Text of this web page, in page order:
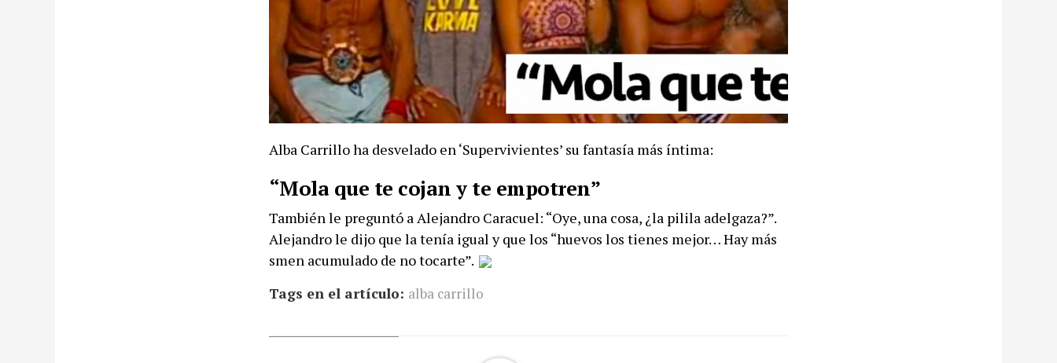
Alba Carrillo ha desvelado en ‘Supervivientes’ su fantasía más íntima:
“Mola que te cojan y te empotren”
También le preguntó a Alejandro Caracuel: “Oye, una cosa, ¿la pilila adelgaza?”.
Alejandro le dijo que la tenía igual y que los “huevos los tienes mejor… Hay más
smen acumulado de no tocarte”.
Tags en el artículo: alba carrillo